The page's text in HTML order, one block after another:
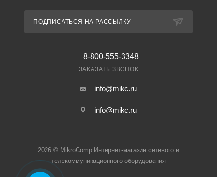
ПОДПИСАТЬСЯ НА РАССЫЛКУ
8-800-555-3348
ЗАКАЗАТЬ ЗВОНОК
info@mikc.ru
info@mikc.ru
2026 © MikroComp Интернет-магазин сетевого и
телекоммуникационного оборудования